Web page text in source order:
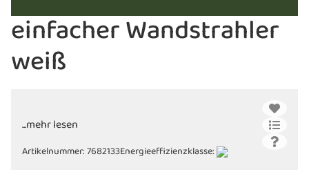
einfacher Wandstrahler
weiß
...mehr lesen
Artikelnummer:7682133Energieeffizienzklasse: